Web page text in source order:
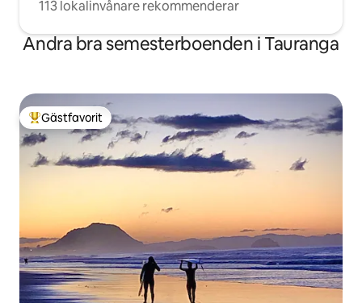
113 lokalinvånare rekommenderar
Andra bra semesterboenden i Tauranga
Populär gästfavorit
Gästfavorit